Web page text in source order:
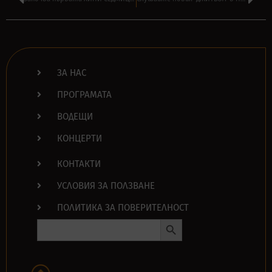
ЗА НАС
ПРОГРАМАТА
ВОДЕЩИ
КОНЦЕРТИ
КОНТАКТИ
УСЛОВИЯ ЗА ПОЛЗВАНЕ
ПОЛИТИКА ЗА ПОВЕРИТЕЛНОСТ
Search
Search Button